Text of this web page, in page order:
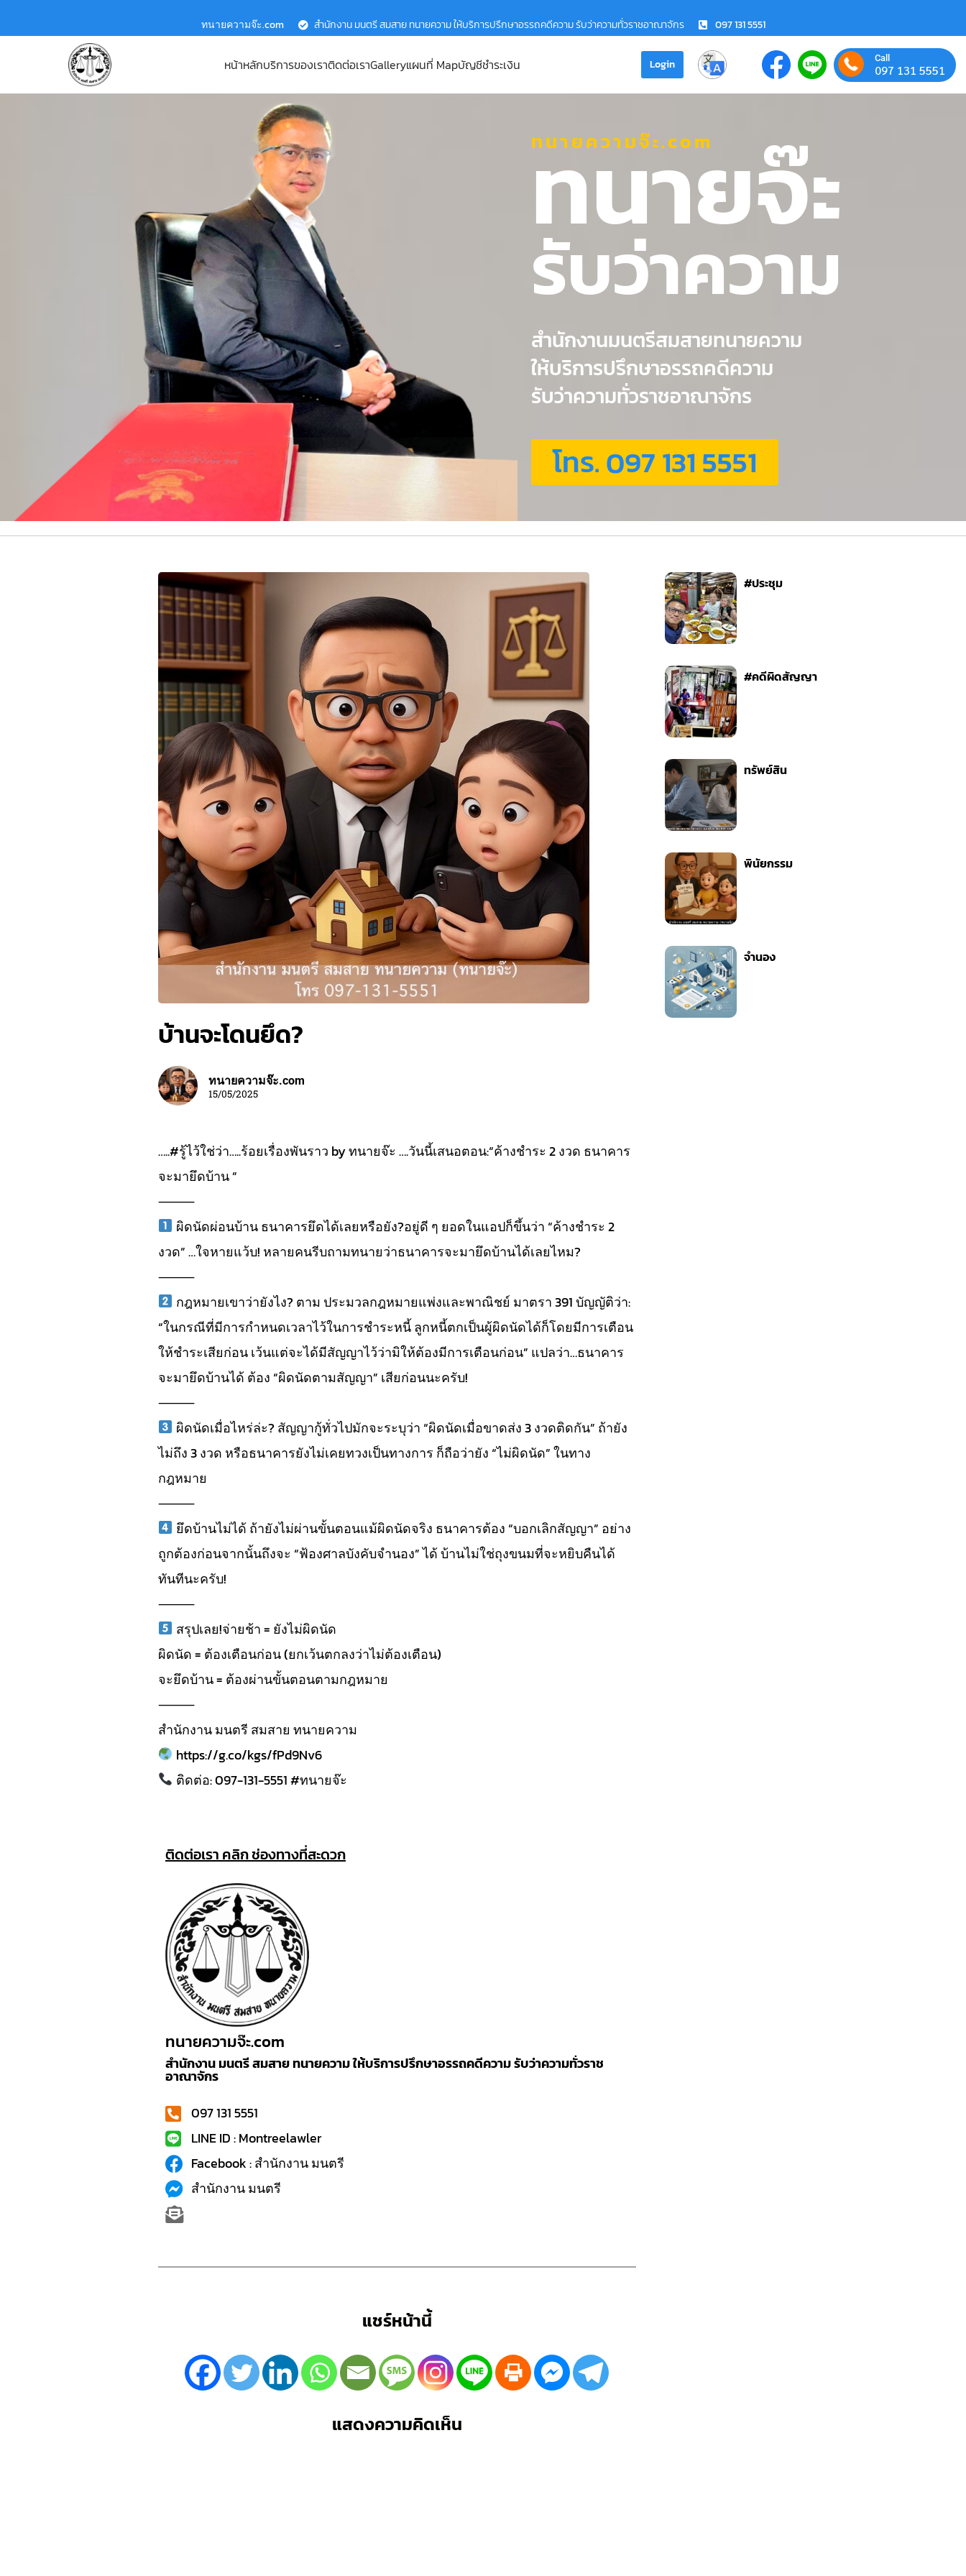
ทนายความจ๊ะ.com สำนักงาน มนตรี สมสาย ทนายความ ให้บริการปรึกษาอรรถคดีความ รับว่าความทั่วราชอาณาจักร 097 131 5551
หน้าหลักบริการของเราติดต่อเราGalleryแผนที่ Mapบัญชีชำระเงิน Login Call
097 131 5551
ทนายความจ๊ะ.com
ทนายจ๊ะ
รับว่าความ
สำนักงานมนตรีสมสายทนายความ
ให้บริการปรึกษาอรรถคดีความ
รับว่าความทั่วราชอาณาจักร
โทร. 097 131 5551
บ้านจะโดนยึด?
ทนายความจ๊ะ.com
15/05/2025
…..#รู้ไว้ใช่ว่า…..ร้อยเรื่องพันราว by ทนายจ๊ะ ….วันนี้เสนอตอน:“ค้างชำระ 2 งวด ธนาคาร
จะมายึดบ้าน ”
⸻
ผิดนัดผ่อนบ้าน ธนาคารยึดได้เลยหรือยัง?อยู่ดี ๆ ยอดในแอปก็ขึ้นว่า “ค้างชำระ 2
งวด” …ใจหายแว้บ! หลายคนรีบถามทนายว่าธนาคารจะมายึดบ้านได้เลยไหม?
⸻
กฎหมายเขาว่ายังไง? ตาม ประมวลกฎหมายแพ่งและพาณิชย์ มาตรา 391 บัญญัติว่า:
“ในกรณีที่มีการกำหนดเวลาไว้ในการชำระหนี้ ลูกหนี้ตกเป็นผู้ผิดนัดได้ก็โดยมีการเตือน
ให้ชำระเสียก่อน เว้นแต่จะได้มีสัญญาไว้ว่ามิให้ต้องมีการเตือนก่อน” แปลว่า…ธนาคาร
จะมายึดบ้านได้ ต้อง “ผิดนัดตามสัญญา” เสียก่อนนะครับ!
⸻
ผิดนัดเมื่อไหร่ล่ะ? สัญญากู้ทั่วไปมักจะระบุว่า “ผิดนัดเมื่อขาดส่ง 3 งวดติดกัน” ถ้ายัง
ไม่ถึง 3 งวด หรือธนาคารยังไม่เคยทวงเป็นทางการ ก็ถือว่ายัง “ไม่ผิดนัด” ในทาง
กฎหมาย
⸻
ยึดบ้านไม่ได้ ถ้ายังไม่ผ่านขั้นตอนแม้ผิดนัดจริง ธนาคารต้อง “บอกเลิกสัญญา” อย่าง
ถูกต้องก่อนจากนั้นถึงจะ “ฟ้องศาลบังคับจำนอง” ได้ บ้านไม่ใช่ถุงขนมที่จะหยิบคืนได้
ทันทีนะครับ!
⸻
สรุปเลย!จ่ายช้า = ยังไม่ผิดนัด
ผิดนัด = ต้องเตือนก่อน (ยกเว้นตกลงว่าไม่ต้องเตือน)
จะยึดบ้าน = ต้องผ่านขั้นตอนตามกฎหมาย
⸻
สำนักงาน มนตรี สมสาย ทนายความ
https://g.co/kgs/fPd9Nv6
ติดต่อ: 097-131-5551 #ทนายจ๊ะ
ติดต่อเรา คลิก ช่องทางที่สะดวก
ทนายความจ๊ะ.com
สำนักงาน มนตรี สมสาย ทนายความ ให้บริการปรึกษาอรรถคดีความ รับว่าความทั่วราช
อาณาจักร
097 131 5551
LINE ID : Montreelawler
Facebook : สำนักงาน มนตรี
สำนักงาน มนตรี
แชร์หน้านี้
แสดงความคิดเห็น
#ประชุม
#คดีผิดสัญญา
ทรัพย์สิน
พินัยกรรม
จำนอง